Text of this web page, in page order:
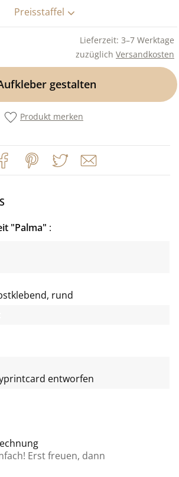
Preisstaffel
Lieferzeit: 3–7 Werktage
zuzüglich Versandkosten
gestalten
Produkt merken
Erst freuen, dann
"Palma"
rund
entworfen